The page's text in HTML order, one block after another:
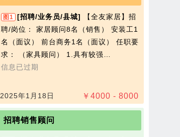
图1 [招聘/业务员/县城]
【全友家居】招
聘/岗位： 家居顾问8名（销售） 安装工1
名（面议） 前台商务1名（面议） 任职要
求： （家具顾问） 1.具有较强…
信息已过期
￥ 4000 - 8000
2025年1月18日
招聘销售顾问